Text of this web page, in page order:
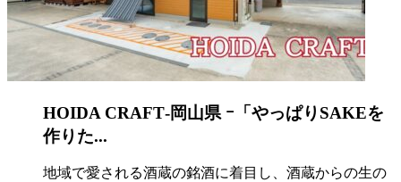
HOIDA CRAFT‐岡山県 ｰ「やっぱりSAKEを
作りた...
地域で愛される酒蔵の銘酒に着目し、酒蔵からの生の